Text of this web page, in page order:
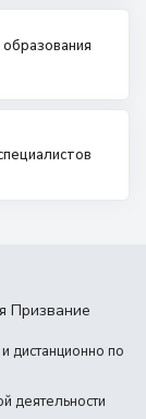
дистанционно по
деятельности